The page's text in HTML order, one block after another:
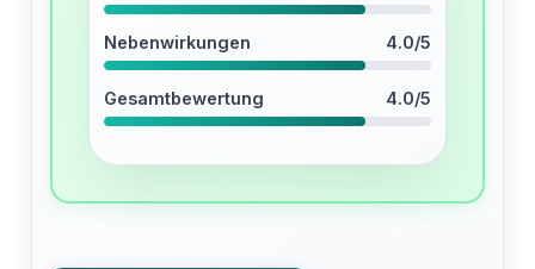
Nebenwirkungen 4.0/5
Gesamtbewertung 4.0/5